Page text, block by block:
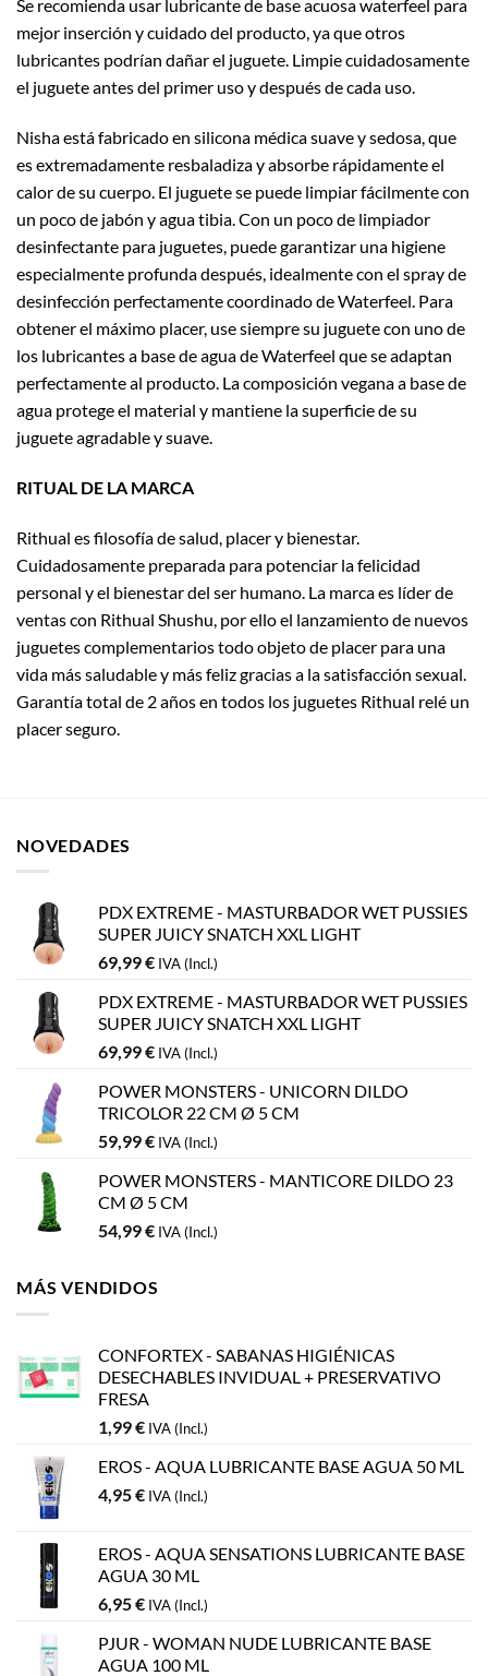
Se recomienda usar lubricante de base acuosa waterfeel para
mejor inserción y cuidado del producto, ya que otros
lubricantes podrían dañar el juguete. Limpie cuidadosamente
el juguete antes del primer uso y después de cada uso.
Nisha está fabricado en silicona médica suave y sedosa, que
es extremadamente resbaladiza y absorbe rápidamente el
calor de su cuerpo. El juguete se puede limpiar fácilmente con
un poco de jabón y agua tibia. Con un poco de limpiador
desinfectante para juguetes, puede garantizar una higiene
especialmente profunda después, idealmente con el spray de
desinfección perfectamente coordinado de Waterfeel. Para
obtener el máximo placer, use siempre su juguete con uno de
los lubricantes a base de agua de Waterfeel que se adaptan
perfectamente al producto. La composición vegana a base de
agua protege el material y mantiene la superficie de su
juguete agradable y suave.
RITUAL DE LA MARCA
Rithual es filosofía de salud, placer y bienestar.
Cuidadosamente preparada para potenciar la felicidad
personal y el bienestar del ser humano. La marca es líder de
ventas con Rithual Shushu, por ello el lanzamiento de nuevos
juguetes complementarios todo objeto de placer para una
vida más saludable y más feliz gracias a la satisfacción sexual.
Garantía total de 2 años en todos los juguetes Rithual relé un
placer seguro.
NOVEDADES
PDX EXTREME - MASTURBADOR WET PUSSIES
SUPER JUICY SNATCH XXL LIGHT
69,99€ IVA (Incl.)
PDX EXTREME - MASTURBADOR WET PUSSIES
SUPER JUICY SNATCH XXL LIGHT
69,99€ IVA (Incl.)
POWER MONSTERS - UNICORN DILDO
TRICOLOR 22 CM Ø 5 CM
59,99€ IVA (Incl.)
POWER MONSTERS - MANTICORE DILDO 23
CM Ø 5 CM
54,99€ IVA (Incl.)
MÁS VENDIDOS
CONFORTEX - SABANAS HIGIÉNICAS
DESECHABLES INVIDUAL + PRESERVATIVO
FRESA
1,99€ IVA (Incl.)
EROS - AQUA LUBRICANTE BASE AGUA 50 ML
4,95€ IVA (Incl.)
EROS - AQUA SENSATIONS LUBRICANTE BASE
AGUA 30 ML
6,95€ IVA (Incl.)
PJUR - WOMAN NUDE LUBRICANTE BASE
AGUA 100 ML